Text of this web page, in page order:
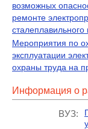
возможных
ремонте
сталеплавильного
Мероприятия по
эксплуатации
охраны труда на
Информация о
ВУЗ: